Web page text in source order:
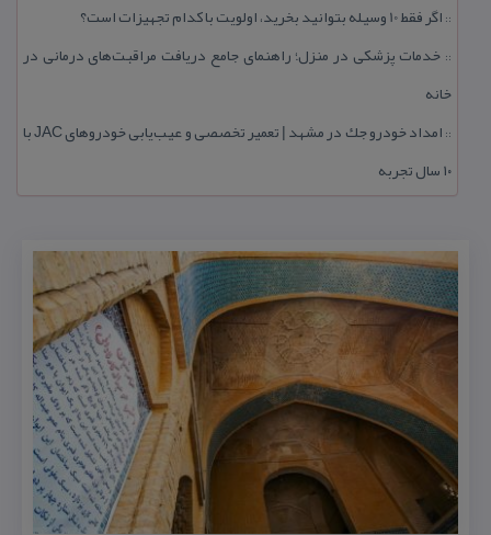
:: اگر فقط 10 وسیله بتوانید بخرید، اولویت با كدام تجهیزات است؟
:: خدمات پزشكی در منزل؛ راهنمای جامع دریافت مراقبت‌های درمانی در
خانه
::
امداد خودرو جك در مشهد | تعمیر تخصصی و عیب‌یابی خودروهای JAC با
۱۰ سال تجربه